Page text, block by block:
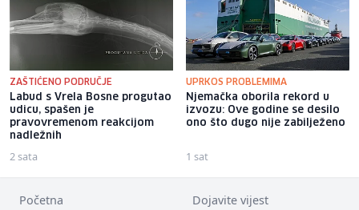
ZAŠTIĆENO PODRUČJE
Labud s Vrela Bosne progutao
udicu, spašen je
pravovremenom reakcijom
nadležnih
2 sata
UPRKOS PROBLEMIMA
Njemačka oborila rekord u
izvozu: Ove godine se desilo
ono što dugo nije zabilježeno
1 sat
Početna Dojavite vijest